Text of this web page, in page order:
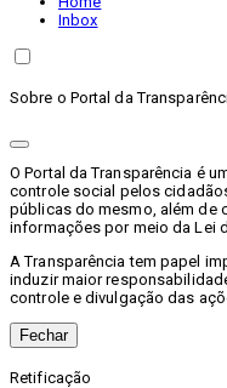
Inbox
Sobre o Portal da
O Portal da Transparência é
controle social pelos
públicas do mesmo, além de
informações por meio da Lei
A Transparência tem papel
induzir maior
controle e divulgação das
Fechar
Retificação